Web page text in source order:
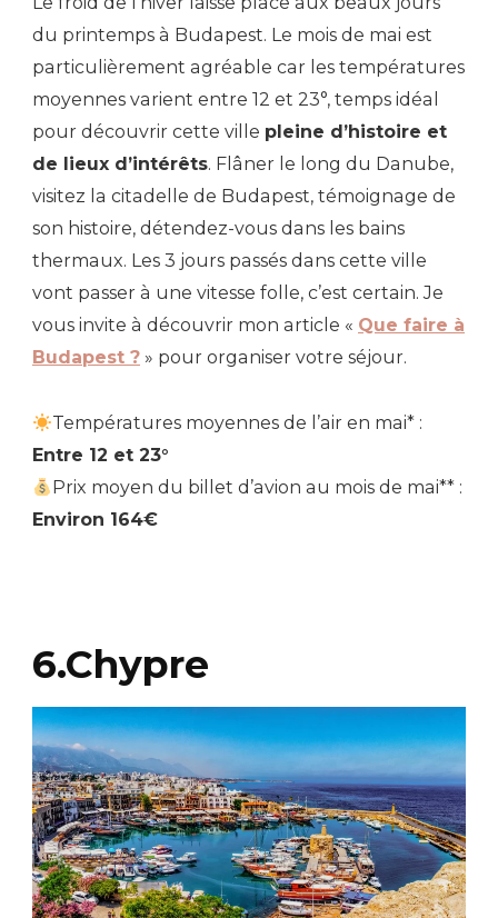
du printemps à Budapest. Le mois de mai est
particulièrement agréable car les températures
moyennes varient entre 12 et 23°, temps idéal
pour découvrir cette ville pleine d’histoire et
de lieux d’intérêts. Flâner le long du Danube,
visitez la citadelle de Budapest, témoignage de
son histoire, détendez-vous dans les bains
thermaux. Les 3 jours passés dans cette ville
vont passer à une vitesse folle, c’est certain. Je
vous invite à découvrir mon article « Que faire à
Budapest ? » pour organiser votre séjour.
Températures moyennes de l’air en mai* :
Entre 12 et 23°
Prix moyen du billet d’avion au mois de mai** :
Environ 164€
6.Chypre